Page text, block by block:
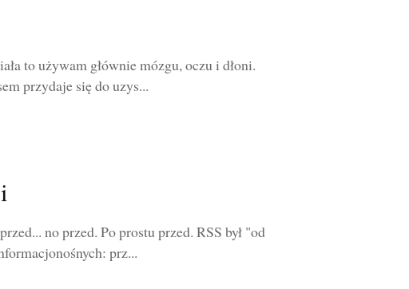
to używam głównie mózgu, oczu i dłoni.
przydaje się do uzys...
no przed. Po prostu przed. RSS był "od
prz...